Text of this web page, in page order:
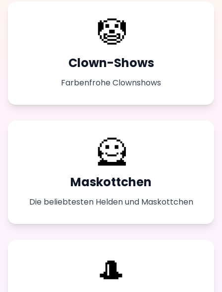
🤡
Clown-Shows
Farbenfrohe Clownshows
🦸
Maskottchen
Die beliebtesten Helden und Maskottchen
🎩